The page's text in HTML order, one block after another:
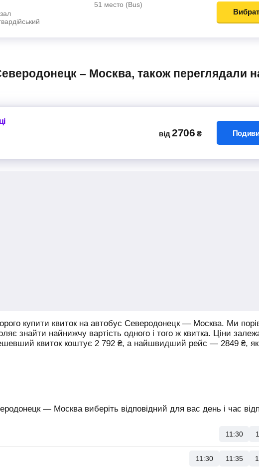
51 место (Bus)
від 2706 ₴
купити квиток на автобус Северодонецк — Москва. Ми
знайти найнижчу вартість одного і того ж квитка. Ціни
квиток коштує 2 792 ₴, а найшвидший рейс — 2849 ₴,
— Москва виберіть відповідний для вас день і час
11:30
11:30 11:35